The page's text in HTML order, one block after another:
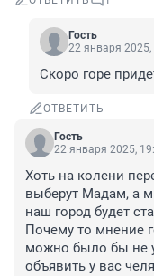
Гость
22 января 2025,
Скоро горе
ОТВЕТИТЬ
Гость
22 января 2025,
Хоть на колени
выберут Мадам, а
наш город будет
Почему то мнение
можно было бы не
объявить у вас